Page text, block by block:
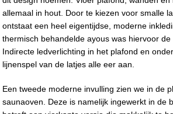
allemaal in hout. Door te kiezen voor smalle
ontstaat een heel eigentijdse, moderne
thermisch behandelde ayous was hiervoor de
Indirecte ledverlichting in het plafond en
lijnenspel van de latjes alle eer aan.
Een tweede moderne invulling zien we in de
saunaoven. Deze is namelijk ingewerkt in de